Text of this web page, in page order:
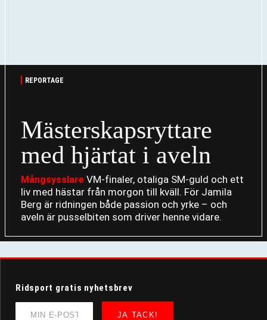
REPORTAGE
Mästerskapsryttare
med hjärtat i aveln
Mångsysslare VM-finaler, otaliga SM-guld och ett
liv med hästar från morgon till kväll. För Jamila
Berg är ridningen både passion och yrke – och
aveln är pusselbiten som driver henne vidare.
Ridsport gratis nyhetsbrev
JA TACK!